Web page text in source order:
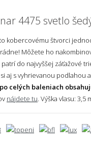
4475 svetlo
kobercovému štvorci
Môžete ho
do najvyššej záťažové
aj s vyhrievanou podlahou a
celých baleniach
nájdete tu Výška vlasu: 3,5